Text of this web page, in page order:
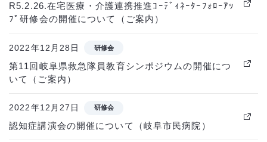
R5.2.26.在宅医療・介護連携推進ｺｰﾃﾞｨﾈｰﾀｰﾌｫﾛｰｱｯ
ﾌﾟ研修会の開催について（ご案内）
2022年12月28日 研修会
第11回岐阜県救急隊員教育シンポジウムの開催につ
いて（ご案内）
2022年12月27日 研修会
認知症講演会の開催について（岐阜市民病院）